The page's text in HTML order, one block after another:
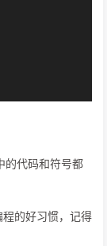
的代码和符号都
程的好习惯，记得